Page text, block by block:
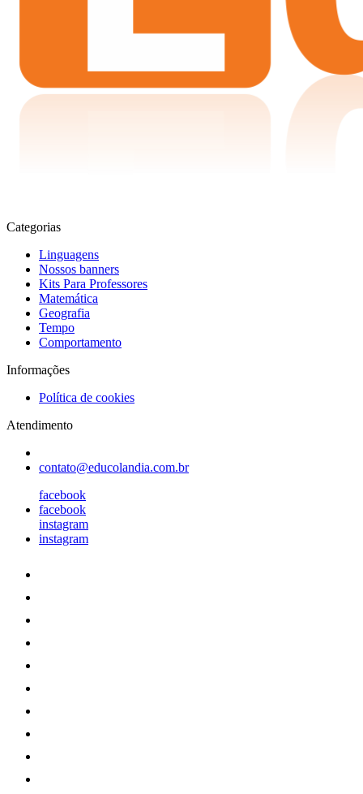
Categorias
Linguagens
Nossos banners
Kits Para Professores
Matemática
Geografia
Tempo
Comportamento
Informações
Política de cookies
Atendimento
contato@educolandia.com.br
facebook
facebook
instagram
instagram